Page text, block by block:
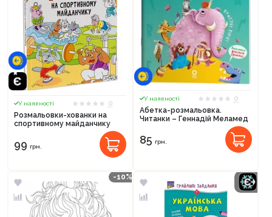
У наявності
0
Розмальовки-хованки на
спортивному майданчику
99 грн.
У наявності
0
Абетка-розмальовка.
Читанки – Геннадій Меламед
85 грн.
-10%